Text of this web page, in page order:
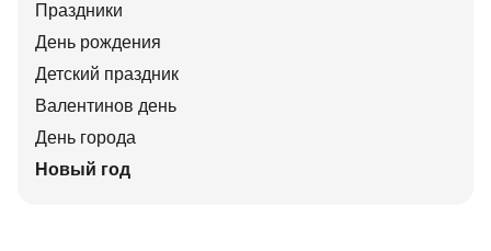
Праздники
День рождения
Детский праздник
Валентинов день
День города
Новый год